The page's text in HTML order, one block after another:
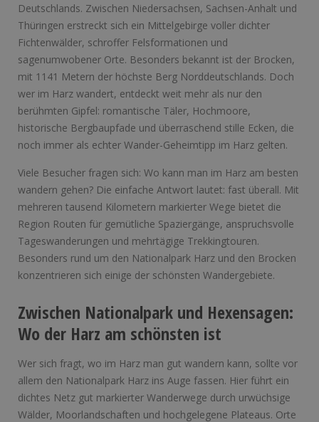
Deutschlands. Zwischen Niedersachsen, Sachsen-Anhalt und
Thüringen erstreckt sich ein Mittelgebirge voller dichter
Fichtenwälder, schroffer Felsformationen und
sagenumwobener Orte. Besonders bekannt ist der Brocken,
mit 1141 Metern der höchste Berg Norddeutschlands. Doch
wer im Harz wandert, entdeckt weit mehr als nur den
berühmten Gipfel: romantische Täler, Hochmoore,
historische Bergbaupfade und überraschend stille Ecken, die
noch immer als echter Wander-Geheimtipp im Harz gelten.
Viele Besucher fragen sich: Wo kann man im Harz am besten
wandern gehen? Die einfache Antwort lautet: fast überall. Mit
mehreren tausend Kilometern markierter Wege bietet die
Region Routen für gemütliche Spaziergänge, anspruchsvolle
Tageswanderungen und mehrtägige Trekkingtouren.
Besonders rund um den Nationalpark Harz und den Brocken
konzentrieren sich einige der schönsten Wandergebiete.
Zwischen Nationalpark und Hexensagen:
Wo der Harz am schönsten ist
Wer sich fragt, wo im Harz man gut wandern kann, sollte vor
allem den Nationalpark Harz ins Auge fassen. Hier führt ein
dichtes Netz gut markierter Wanderwege durch urwüchsige
Wälder, Moorlandschaften und hochgelegene Plateaus. Orte